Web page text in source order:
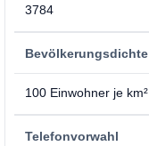
3784
Bevölkerungsdichte
100 Einwohner je km²
Telefonvorwahl